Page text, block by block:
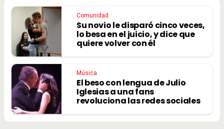
Comunidad
Su novio le disparó cinco veces,
lo besa en el juicio, y dice que
quiere volver con él
Música
El beso con lengua de Julio
Iglesias a una fans
revoluciona las redes sociales